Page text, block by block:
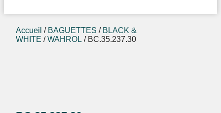
Accueil / BAGUETTES / BLACK &
WHITE /WAHROL / BC.35.237.30